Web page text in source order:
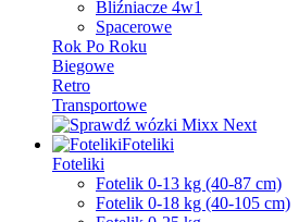
Bliźniacze 4w1
Spacerowe
Rok Po Roku
Biegowe
Retro
Transportowe
Foteliki
Foteliki
Fotelik 0-13 kg (40-87 cm)
Fotelik 0-18 kg (40-105 cm)